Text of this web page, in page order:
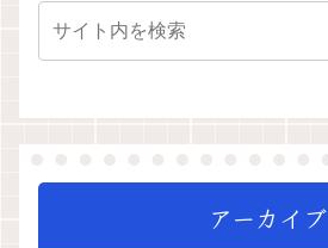
アーカイブ